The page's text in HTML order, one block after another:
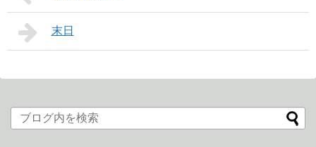
末日